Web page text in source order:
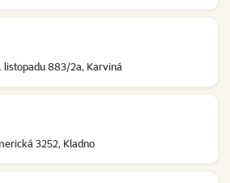
listopadu 883/2a, Karviná
3252, Kladno